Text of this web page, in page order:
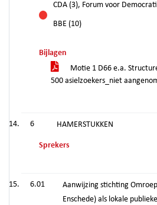
tegen
CDA (3), Forum voor
BBE (10)
Bijlagen
Motie 1 D66 e.a.
500 asielzoekers_niet
6 HAMERSTUKKEN
Sprekers
6.01
Aanwijzing stichting
Enschede) als lokale